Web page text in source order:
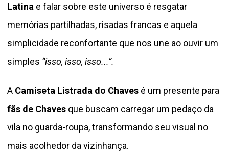
Latina e falar sobre este universo é resgatar
memórias partilhadas, risadas francas e aquela
simplicidade reconfortante que nos une ao ouvir um
simples “isso, isso, isso...”.
A Camiseta Listrada do Chaves é um presente para
fãs de Chaves que buscam carregar um pedaço da
vila no guarda-roupa, transformando seu visual no
mais acolhedor da vizinhança.